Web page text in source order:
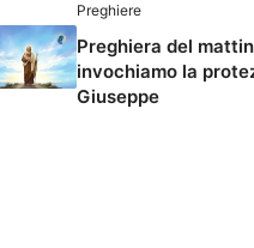
Preghiere
Preghiera del
invochiamo la
Giuseppe